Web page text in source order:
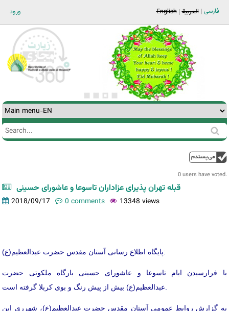
ورود فارسی العربية English
Search
Search
0 users have voted.
قبله تهران پذیرای عزاداران تاسوعا و عاشورای حسینی
2018/09/17 0 comments 13348 views
پایگاه اطلاع رسانی آستان مقدس حضرت عبدالعظیم(ع):
با فرارسیدن ایام تاسوعا و عاشورای حسینی بارگاه ملکوتی حضرت
به گزارش روابط عمومی آستان مقدس حضرت عبدالعظیم(ع)، شهرری این